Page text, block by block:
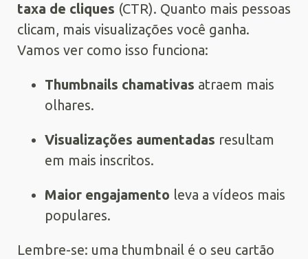
taxa de cliques (CTR). Quanto mais pessoas
clicam, mais visualizações você ganha.
Vamos ver como isso funciona:
Thumbnails chamativas atraem mais
olhares.
Visualizações aumentadas resultam
em mais inscritos.
Maior engajamento leva a vídeos mais
populares.
Lembre-se: uma thumbnail é o seu cartão